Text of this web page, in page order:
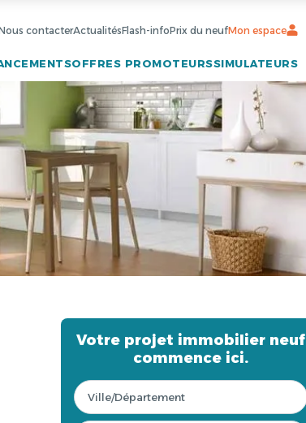
contacterActualitésFlash-infoPrix du neufMon espace
OFFRES PROMOTEURSSIMULATEURS
Votre projet immobilier neuf
commence ici.